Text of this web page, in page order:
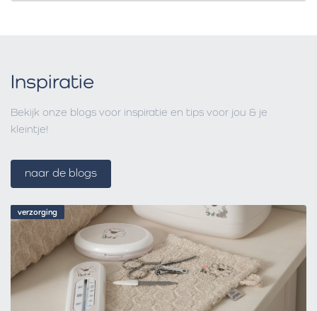
verzorging
Inspiratie
Bekijk onze blogs voor inspiratie en tips voor jou & je
kleintje!
naar de blogs